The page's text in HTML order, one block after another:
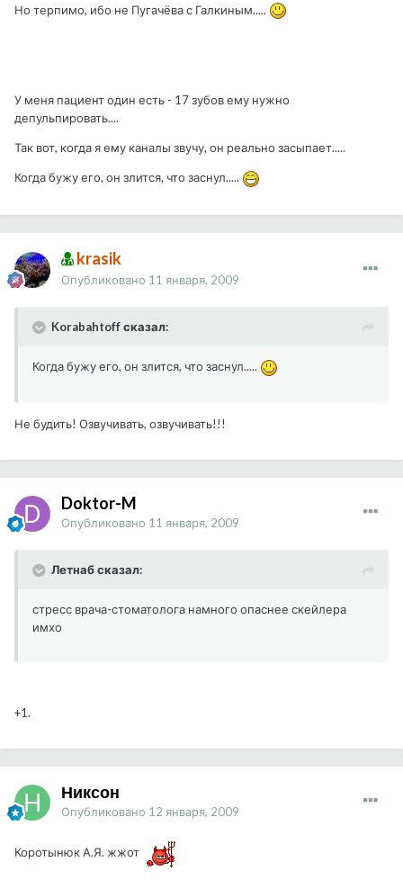
Но терпимо, ибо не Пугачёва с Галкиным.....
У меня пациент один есть - 17 зубов ему нужно
депульпировать....
Так вот, когда я ему каналы звучу, он реально засыпает.....
Когда бужу его, он злится, что заснул.....
krasik
Опубликовано 11 января, 2009
Korabahtoff сказал:
Когда бужу его, он злится, что заснул.....
Не будить! Озвучивать, озвучивать!!!
Doktor-M
Опубликовано 11 января, 2009
Летнаб сказал:
стресс врача-стоматолога намного опаснее скейлера
имхо
+1.
Никсон
Опубликовано 12 января, 2009
Коротынюк А.Я. жжот